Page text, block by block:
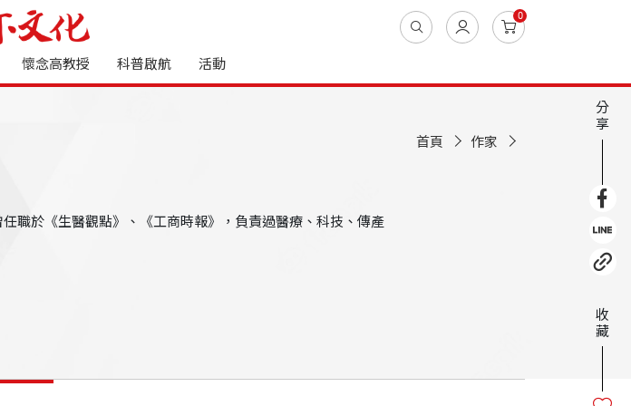
0
懷念高教授 科普啟航 活動
首頁 作家
職於《生醫觀點》、《工商時報》，負責過醫療、科技、傳產
分
享
收
藏